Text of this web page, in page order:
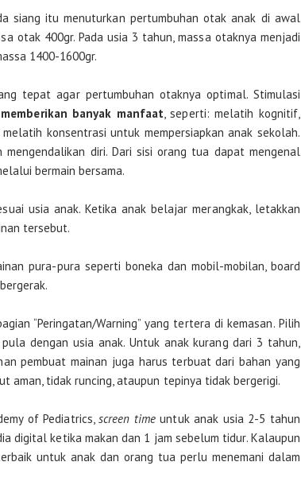
siang itu menuturkan pertumbuhan otak anak di awal
otak 400gr. Pada usia 3 tahun, massa otaknya menjadi
1400-1600gr.
tepat agar pertumbuhan otaknya optimal. Stimulasi
banyak manfaat, seperti: melatih kognitif,
konsentrasi untuk mempersiapkan anak sekolah.
diri. Dari sisi orang tua dapat mengenal
bermain bersama.
usia anak. Ketika anak belajar merangkak, letakkan
tersebut.
pura-pura seperti boneka dan mobil-mobilan, board
“Peringatan/Warning” yang tertera di kemasan. Pilih
dengan usia anak. Untuk anak kurang dari 3 tahun,
pembuat mainan juga harus terbuat dari bahan yang
aman, tidak runcing, ataupun tepinya tidak bergerigi.
of Pediatrics,screen timeuntuk anak usia 2-5 tahun
digital ketika makan dan 1 jam sebelum tidur. Kalaupun
untuk anak dan orang tua perlu menemani dalam